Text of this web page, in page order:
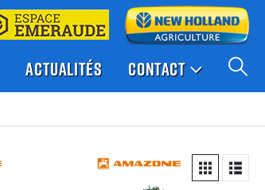
ACTUALITÉS CONTACT